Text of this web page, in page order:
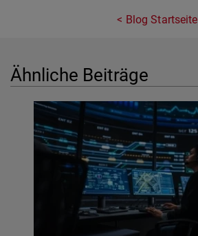
Blog Startseite
Ähnliche Beiträge